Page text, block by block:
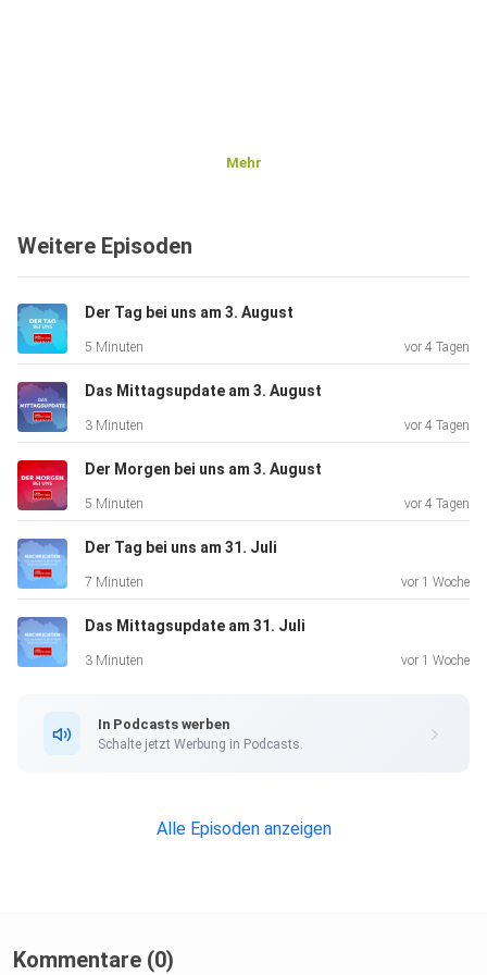
Mehr
Weitere Episoden
Der Tag bei uns am 3. August
5 Minuten vor 4 Tagen
Das Mittagsupdate am 3. August
3 Minuten vor 4 Tagen
Der Morgen bei uns am 3. August
5 Minuten vor 4 Tagen
Der Tag bei uns am 31. Juli
7 Minuten vor 1 Woche
Das Mittagsupdate am 31. Juli
3 Minuten vor 1 Woche
In Podcasts werben
Schalte jetzt Werbung in Podcasts.
Alle Episoden anzeigen
Kommentare (0)